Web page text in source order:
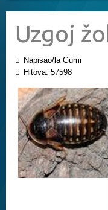
Uzgoj
Napisao/la Gumi
Hitova: 57598